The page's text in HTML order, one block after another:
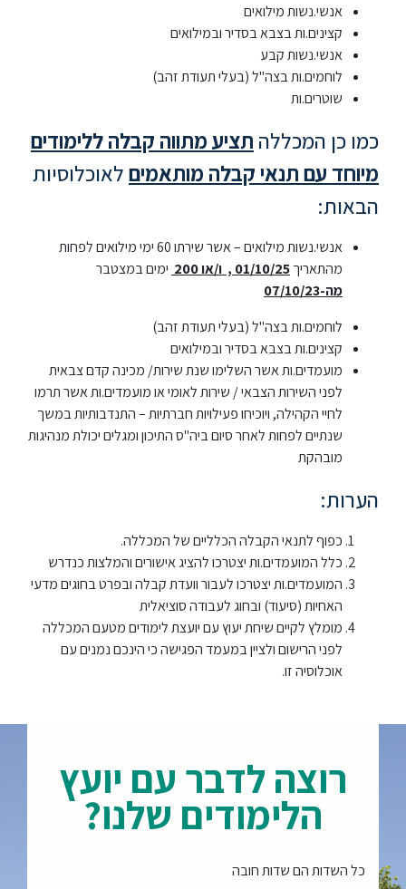
מתעניינים
סטודנטים
בוגרים
מחקר
והוראה
היחידה
לבינלאומיות
משרתי
מילואים
וכוחות
הביטחון
אנשי.נשות מילואים
קצינים.ות בצבא בסדיר ובמילואים
אנשי.נשות קבע
לוחמים.ות בצה"ל (בעלי תעודת זהב)
שוטרים.ות
כמו כן המכללה תציע מתווה קבלה ללימודים
מיוחד עם תנאי קבלה מותאמיםלאוכלוסיות
הבאות:
אנשי.נשות מילואים – אשר שירתו 60 ימי מילואים לפחות
מהתאריך01/10/25 , ו/או 200
ימים במצטבר
מה-07/10/23
לוחמים.ות בצה"ל (בעלי תעודת זהב)
קצינים.ות בצבא בסדיר ובמילואים
מועמדים.ות אשר השלימו שנת שירות/ מכינה קדם צבאית
לפני השירות הצבאי / שירות לאומי או מועמדים.ות אשר תרמו
לחיי הקהילה, ויוכיחו פעילויות חברתיות – התנדבותיות במשך
שנתיים לפחות לאחר סיום ביה"ס התיכון ומגלים יכולת מנהיגות
מובהקת
הערות:
כפוף לתנאי הקבלה הכלליים של המכללה.
כלל המועמדים.ות יצטרכו להציג אישורים והמלצות כנדרש
המועמדים.ות יצטרכו לעבור וועדת קבלה ובפרט בחוגים מדעי
האחיות (סיעוד) ובחוג לעבודה סוציאלית
מומלץ לקיים שיחת יעוץ עם יועצת לימודים מטעם המכללה
לפני הרישום ולציין במעמד הפגישה כי הינכם נמנים עם
אוכלוסיה זו.
רוצה לדבר עם יועץ
הלימודים שלנו?
כל השדות הם שדות חובה